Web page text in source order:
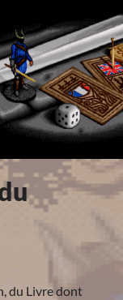
du Livre dont